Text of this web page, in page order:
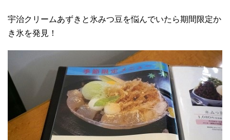
宇治クリームあずきと氷みつ豆を悩んでいたら期間限定か
き氷を発見！